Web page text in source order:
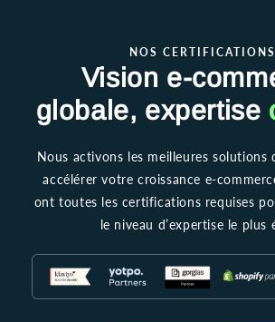
NOS CERTIFICATIONS
Vision e-
globale, expertise
Nous activons les meilleures solutions
accélérer votre croissance e-
ont toutes les certifications requises
le niveau d’expertise le plus